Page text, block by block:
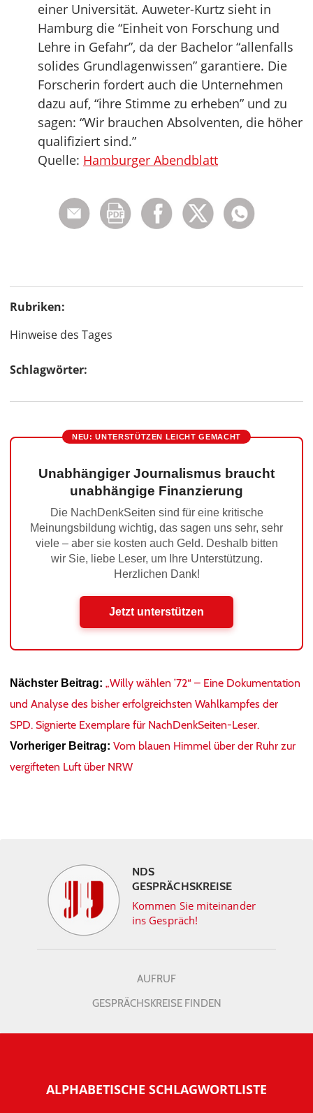
einer Universität. Auweter-Kurtz sieht in
Hamburg die “Einheit von Forschung und
Lehre in Gefahr”, da der Bachelor “allenfalls
solides Grundlagenwissen” garantiere. Die
Forscherin fordert auch die Unternehmen
dazu auf, “ihre Stimme zu erheben” und zu
sagen: “Wir brauchen Absolventen, die höher
qualifiziert sind.”
Quelle: Hamburger Abendblatt
Rubriken:
Hinweise des Tages
Schlagwörter:
NEU: UNTERSTÜTZEN LEICHT GEMACHT
Unabhängiger Journalismus braucht
unabhängige Finanzierung
Die NachDenkSeiten sind für eine kritische
Meinungsbildung wichtig, das sagen uns sehr, sehr
viele – aber sie kosten auch Geld. Deshalb bitten
wir Sie, liebe Leser, um Ihre Unterstützung.
Herzlichen Dank!
Jetzt unterstützen
Nächster Beitrag: „Willy wählen ’72“ – Eine Dokumentation
und Analyse des bisher erfolgreichsten Wahlkampfes der
SPD. Signierte Exemplare für NachDenkSeiten-Leser.
Vorheriger Beitrag: Vom blauen Himmel über der Ruhr zur
vergifteten Luft über NRW
NDS
GESPRÄCHSKREISE
Kommen Sie miteinander
ins Gespräch!
AUFRUF
GESPRÄCHSKREISE FINDEN
ALPHABETISCHE SCHLAGWORTLISTE